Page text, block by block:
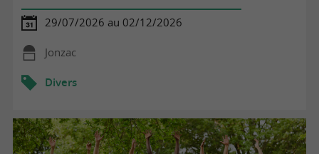
29/07/2026 au 02/12/2026
Jonzac
Divers